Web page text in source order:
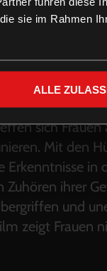
sie im Rahmen
ALLE
sich Frauen
Mit den
in
ihrer
und
zeigt Frauen